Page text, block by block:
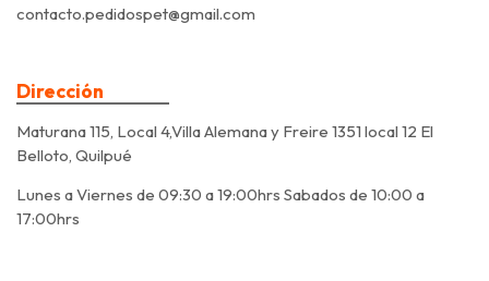
contacto.pedidospet@gmail.com
Dirección
Maturana 115, Local 4,Villa Alemana y Freire 1351 local 12 El
Belloto, Quilpué
Lunes a Viernes de 09:30 a 19:00hrs Sabados de 10:00 a
17:00hrs